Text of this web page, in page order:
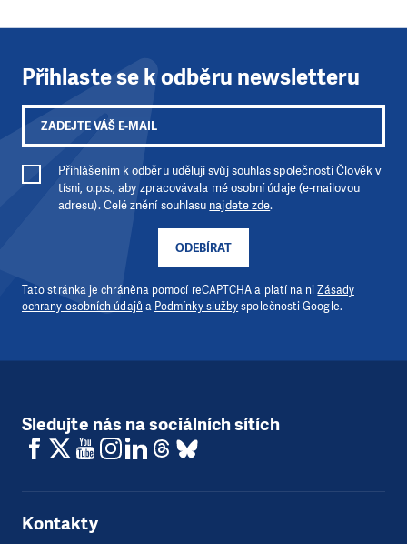
Přihlaste se k odběru newsletteru
ODEBÍRAT
Přihlášením k odběru uděluji svůj souhlas společnosti Člověk v
tísni, o.p.s., aby zpracovávala mé osobní údaje (e-mailovou
adresu). Celé znění souhlasu najdete zde.
Tato stránka je chráněna pomocí reCAPTCHA a platí na niZásady
ochrany osobních údajů a Podmínky službyspolečnosti Google.
Sledujte nás na sociálních sítích
Kontakty